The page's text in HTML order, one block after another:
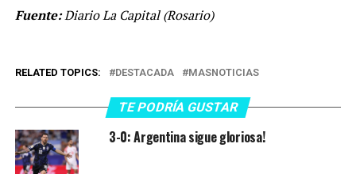
Fuente:Diario La Capital (Rosario)
RELATED TOPICS: DESTACADA MASNOTICIAS
TE PODRÍA GUSTAR
3-0: Argentina sigue gloriosa!